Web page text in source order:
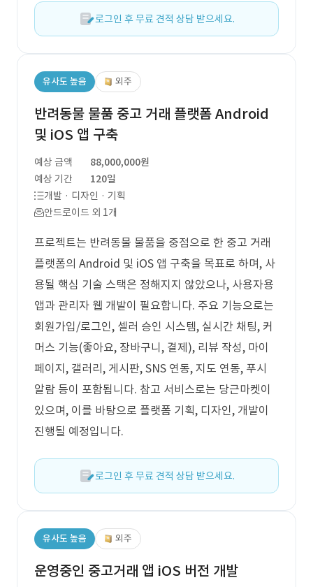
로그인 후 무료 견적 상담 받으세요.
유사도 높음 외주
반려동물 물품 중고 거래 플랫폼 Android
및 iOS 앱 구축
예상 금액
88,000,000원
예상 기간
120일
개발 · 디자인 · 기획
안드로이드 외 1개
프로젝트는 반려동물 물품을 중점으로 한 중고 거래
플랫폼의 Android 및 iOS 앱 구축을 목표로 하며, 사
용될 핵심 기술 스택은 정해지지 않았으나, 사용자용
앱과 관리자 웹 개발이 필요합니다. 주요 기능으로는
회원가입/로그인, 셀러 승인 시스템, 실시간 채팅, 커
머스 기능(좋아요, 장바구니, 결제), 리뷰 작성, 마이
페이지, 갤러리, 게시판, SNS 연동, 지도 연동, 푸시
알람 등이 포함됩니다. 참고 서비스로는 당근마켓이
있으며, 이를 바탕으로 플랫폼 기획, 디자인, 개발이
진행될 예정입니다.
로그인 후 무료 견적 상담 받으세요.
유사도 높음 외주
운영중인 중고거래 앱 iOS 버전 개발